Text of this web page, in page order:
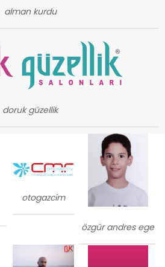
alman kurdu
doruk güzellik
otogazcim
özgür andres ege